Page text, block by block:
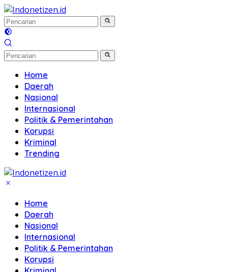
Langsung
ke
konten
Home
Daerah
Nasional
Internasional
Politik & Pemerintahan
Korupsi
Kriminal
Trending
Home
Daerah
Nasional
Internasional
Politik & Pemerintahan
Korupsi